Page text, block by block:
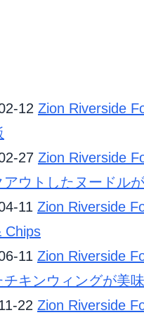
12 Zion Riverside
27 Zion Riverside
アウトしたヌードル
11 Zion Riverside
Chips
11 Zion Riverside
チキンウィングが美
22 Zion Riverside